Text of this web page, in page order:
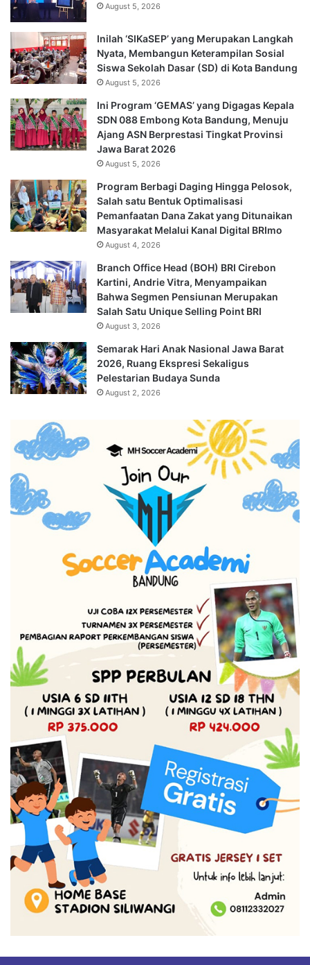
August 5, 2026
Inilah ‘SIKaSEP’ yang Merupakan Langkah
Nyata, Membangun Keterampilan Sosial
Siswa Sekolah Dasar (SD) di Kota Bandung
August 5, 2026
Ini Program ‘GEMAS’ yang Digagas Kepala
SDN 088 Embong Kota Bandung, Menuju
Ajang ASN Berprestasi Tingkat Provinsi
Jawa Barat 2026
August 5, 2026
Program Berbagi Daging Hingga Pelosok,
Salah satu Bentuk Optimalisasi
Pemanfaatan Dana Zakat yang Ditunaikan
Masyarakat Melalui Kanal Digital BRImo
August 4, 2026
Branch Office Head (BOH) BRI Cirebon
Kartini, Andrie Vitra, Menyampaikan
Bahwa Segmen Pensiunan Merupakan
Salah Satu Unique Selling Point BRI
August 3, 2026
Semarak Hari Anak Nasional Jawa Barat
2026, Ruang Ekspresi Sekaligus
Pelestarian Budaya Sunda
August 2, 2026